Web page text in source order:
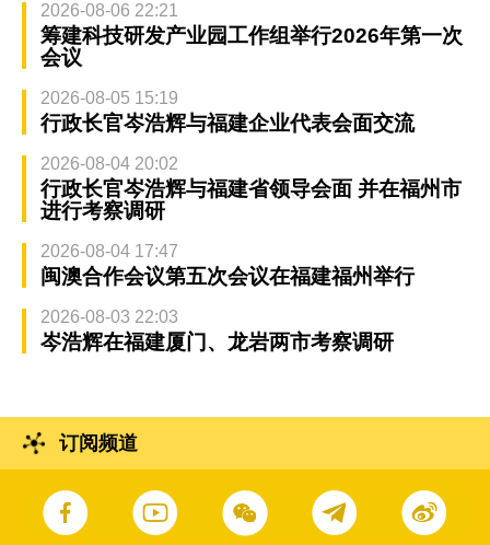
2026-08-06 22:21
筹建科技研发产业园工作组举行2026年第一次
会议
2026-08-05 15:19
行政长官岑浩辉与福建企业代表会面交流
2026-08-04 20:02
行政长官岑浩辉与福建省领导会面 并在福州市
进行考察调研
2026-08-04 17:47
闽澳合作会议第五次会议在福建福州举行
2026-08-03 22:03
岑浩辉在福建厦门、龙岩两市考察调研
订阅频道